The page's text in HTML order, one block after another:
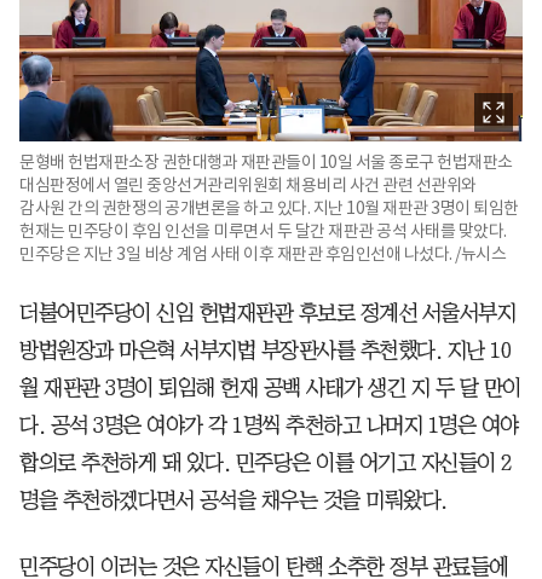
문형배 헌법재판소장 권한대행과 재판관들이 10일 서울 종로구 헌법재판소
대심판정에서 열린 중앙선거관리위원회 채용비리 사건 관련 선관위와
감사원 간의 권한쟁의 공개변론을 하고 있다. 지난 10월 재판관 3명이 퇴임한
헌재는 민주당이 후임 인선을 미루면서 두 달간 재판관 공석 사태를 맞았다.
민주당은 지난 3일 비상 계엄 사태 이후 재판관 후임인선애 나섰다. /뉴시스
더불어민주당이 신임 헌법재판관 후보로 정계선 서울서부지
방법원장과 마은혁 서부지법 부장판사를 추천했다. 지난 10
월 재판관 3명이 퇴임해 헌재 공백 사태가 생긴 지 두 달 만이
다. 공석 3명은 여야가 각 1명씩 추천하고 나머지 1명은 여야
합의로 추천하게 돼 있다. 민주당은 이를 어기고 자신들이 2
명을 추천하겠다면서 공석을 채우는 것을 미뤄왔다.
민주당이 이러는 것은 자신들이 탄핵 소추한 정부 관료들에